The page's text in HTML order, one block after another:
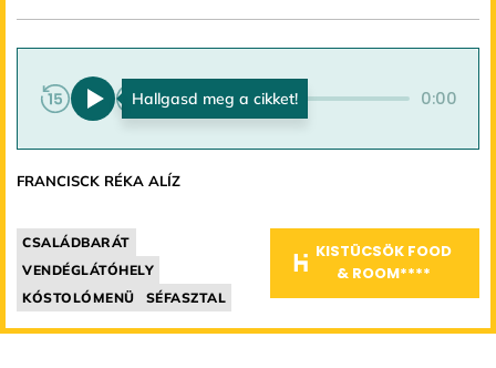
0:00 0:00
FRANCISCK RÉKA ALÍZ
CSALÁDBARÁT
VENDÉGLÁTÓHELY
KÓSTOLÓMENÜ
SÉFASZTAL
KISTÜCSÖK FOOD
& ROOM****